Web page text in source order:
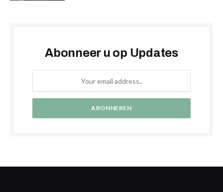
Abonneer u op Updates